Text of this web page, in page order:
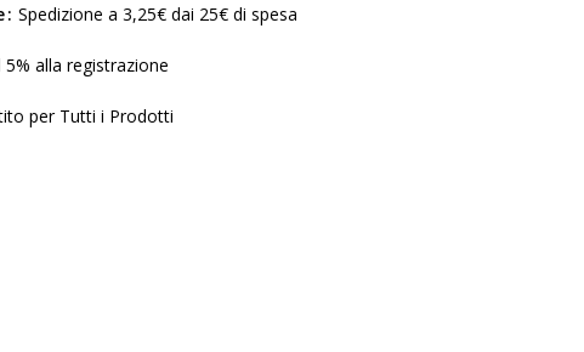
Spedizione a 3,25€ dai 25€ di spesa
alla registrazione
per Tutti i Prodotti